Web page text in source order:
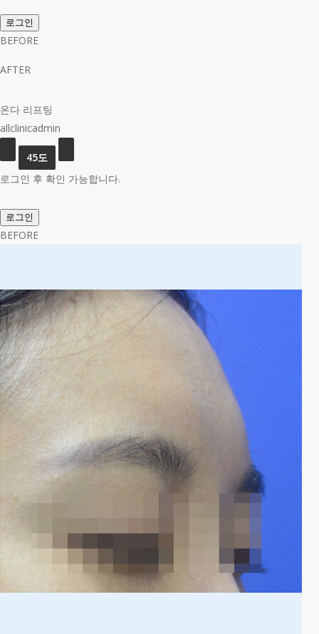
로그인
BEFORE
AFTER
온다 리프팅
allclinicadmin
로그인 후 확인 가능합니다.
로그인
BEFORE